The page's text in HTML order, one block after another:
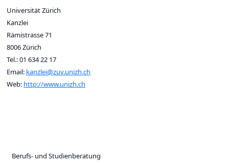
Universität Zürich
Kanzlei
Rämistrasse 71
8006 Zürich
Tel.: 01 634 22 17
Email: kanzlei@zuv.unizh.ch
Web: http://www.unizh.ch
Berufs- und Studienberatung